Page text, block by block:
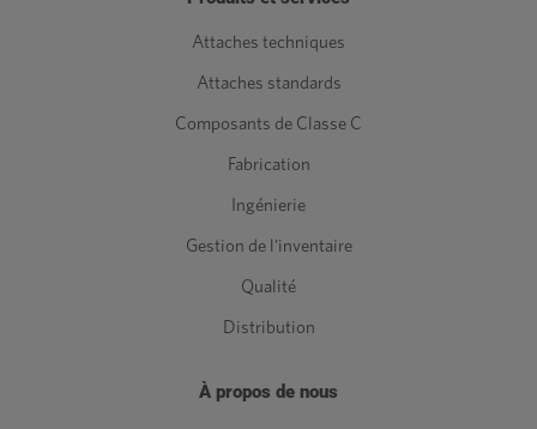
Attaches techniques
Attaches standards
Composants de Classe C
Fabrication
Ingénierie
Gestion de l'inventaire
Qualité
Distribution
À propos de nous